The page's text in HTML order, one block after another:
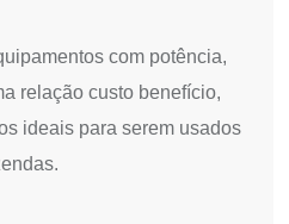
com potência,
relação custo benefício,
ideais para serem usados